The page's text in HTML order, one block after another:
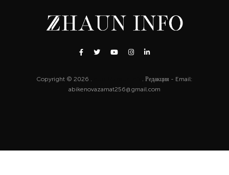
Copyright © 2026 .
. Редакция - Email:
abikenovazamat256@gmail.com